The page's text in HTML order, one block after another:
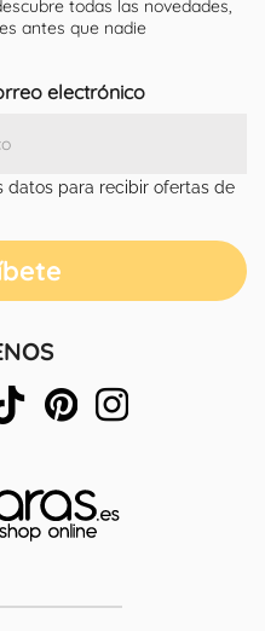
todas las novedades,
antes que nadie
electrónico
datos para recibir ofertas de